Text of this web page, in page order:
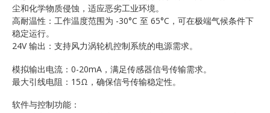
尘和化学物质侵蚀，适应恶劣工业环境。
高耐温性：工作温度范围为 -30°C 至 65°C，可在极端气候条件下
稳定运行。
24V 输出：支持风力涡轮机控制系统的电源需求。
模拟输出电流：0-20mA，满足传感器信号传输需求。
最大引线电阻：15Ω，确保信号传输稳定性。
软件与控制功能：